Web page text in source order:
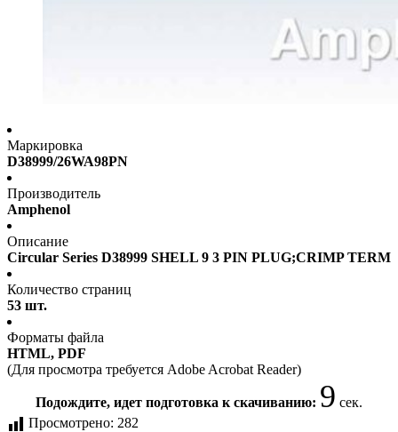
Маркировка
D38999/26WA98PN
Производитель
Amphenol
Описание
Circular Series D38999 SHELL 9 3 PIN PLUG;CRIMP TERM
Количество страниц
53 шт.
Форматы файла
HTML, PDF
(Для просмотра требуется Adobe Acrobat Reader)
Подождите, идет подготовка к скачиванию: 9 сек.
Просмотрено: 282